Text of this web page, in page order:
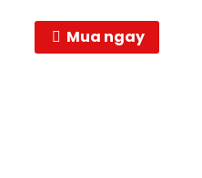
Mua ngay